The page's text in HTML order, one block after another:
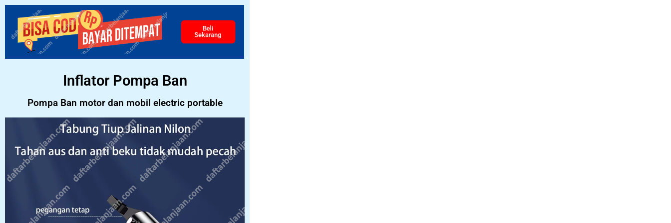
Beli
Sekarang
Inflator Pompa Ban
Pompa Ban motor dan mobil electric portable